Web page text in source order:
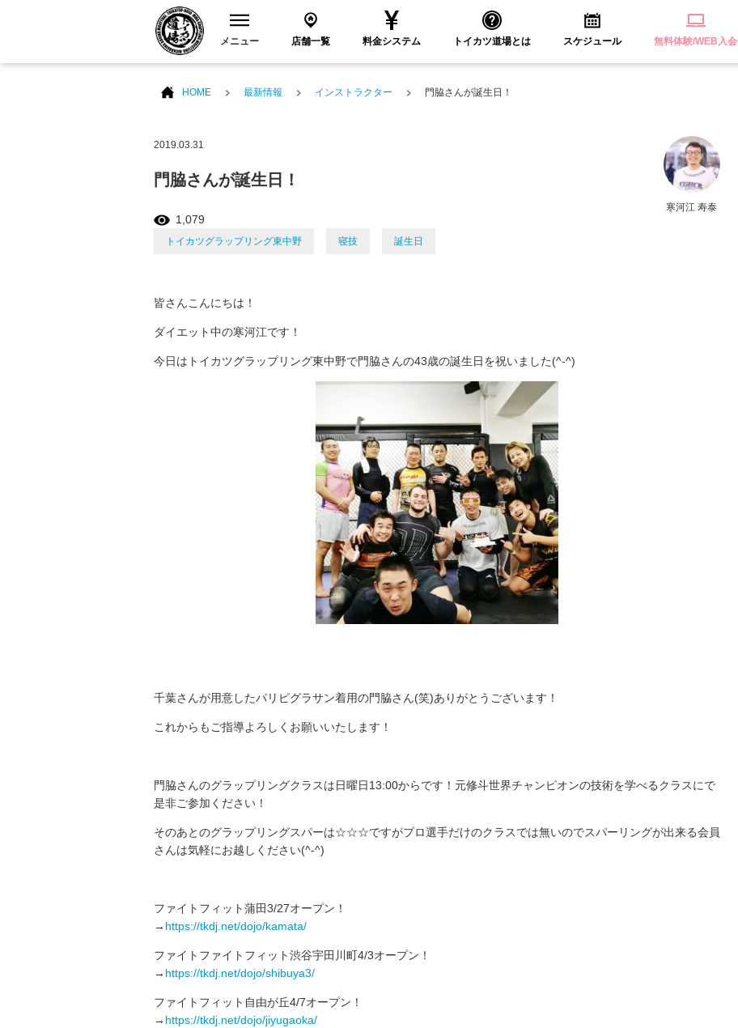
メニュー 店舗一覧 料金システム トイカツ道場とは スケジュール 無料体験/WEB入会
HOME 最新情報 インストラクター 門脇さんが誕生日！
寒河江 寿泰
2019.03.31
門脇さんが誕生日！
1,079
トイカツグラップリング東中野 寝技 誕生日
皆さんこんにちは！
ダイエット中の寒河江です！
今日はトイカツグラップリング東中野で門脇さんの43歳の誕生日を祝いました(^-^)
千葉さんが用意したパリピグラサン着用の門脇さん(笑)ありがとうございます！
これからもご指導よろしくお願いいたします！
門脇さんのグラップリングクラスは日曜日13:00からです！元修斗世界チャンピオンの技術を学べるクラスにで
是非ご参加ください！
そのあとのグラップリングスパーは☆☆☆ですがプロ選手だけのクラスでは無いのでスパーリングが出来る会員
さんは気軽にお越しください(^-^)
ファイトフィット蒲田3/27オープン！
→ https://tkdj.net/dojo/kamata/
ファイトファイトフィット渋谷宇田川町4/3オープン！
→ https://tkdj.net/dojo/shibuya3/
ファイトフィット自由が丘4/7オープン！
→ https://tkdj.net/dojo/jiyugaoka/